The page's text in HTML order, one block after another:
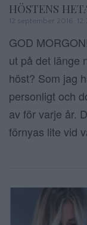
HÖSTENS
12 september 2016,
GOD
ut på det länge
höst? Som jag
personligt och
av för varje år.
förnyas lite vid